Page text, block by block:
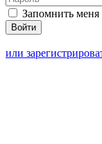
Запомнить меня
или